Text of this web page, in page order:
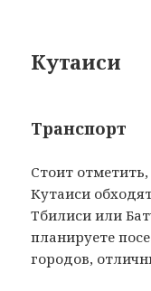
Кутаиси
Транспорт
Стоит
Кутаиси
Тбилиси или
планируете
городов,